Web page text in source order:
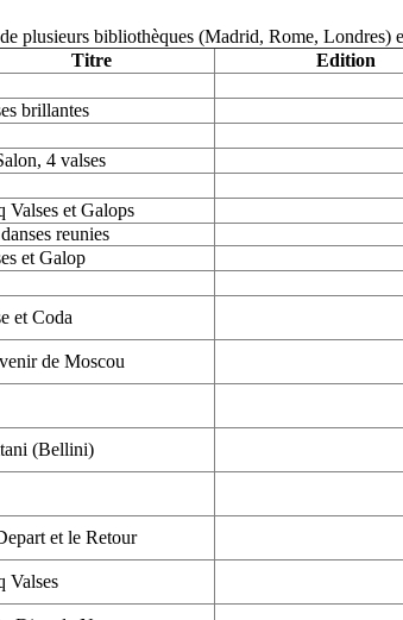
plusieurs bibliothèques (Madrid, Rome,
Titre Edition
brillantes
4 valses
Valses et Galops
reunies
et Galop
et Coda
de Moscou
(Bellini)
et le Retour
Valses